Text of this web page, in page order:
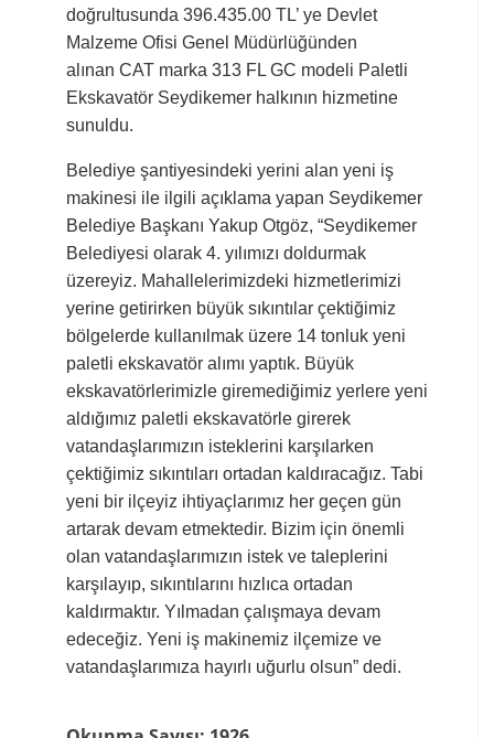
doğrultusunda 396.435.00 TL’ ye Devlet
Malzeme Ofisi Genel Müdürlüğünden
alınan CAT marka 313 FL GC modeli Paletli
Ekskavatör Seydikemer halkının hizmetine
sunuldu.
Belediye şantiyesindeki yerini alan yeni iş
makinesi ile ilgili açıklama yapan Seydikemer
Belediye Başkanı Yakup Otgöz, “Seydikemer
Belediyesi olarak 4. yılımızı doldurmak
üzereyiz. Mahallelerimizdeki hizmetlerimizi
yerine getirirken büyük sıkıntılar çektiğimiz
bölgelerde kullanılmak üzere 14 tonluk yeni
paletli ekskavatör alımı yaptık. Büyük
ekskavatörlerimizle giremediğimiz yerlere yeni
aldığımız paletli ekskavatörle girerek
vatandaşlarımızın isteklerini karşılarken
çektiğimiz sıkıntıları ortadan kaldıracağız. Tabi
yeni bir ilçeyiz ihtiyaçlarımız her geçen gün
artarak devam etmektedir. Bizim için önemli
olan vatandaşlarımızın istek ve taleplerini
karşılayıp, sıkıntılarını hızlıca ortadan
kaldırmaktır. Yılmadan çalışmaya devam
edeceğiz. Yeni iş makinemiz ilçemize ve
vatandaşlarımıza hayırlı uğurlu olsun” dedi.